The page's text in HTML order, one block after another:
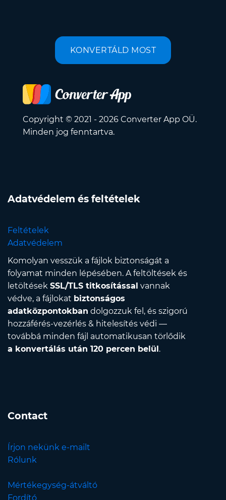
KONVERTÁLD MOST
Copyright © 2021 - 2026 Converter App OÜ.
Minden jog fenntartva.
Adatvédelem és feltételek
Feltételek
Adatvédelem
Komolyan vesszük a fájlok biztonságát a
folyamat minden lépésében. A feltöltések és
letöltések SSL/TLS titkosítással vannak
védve, a fájlokat biztonságos
adatközpontokban dolgozzuk fel, és szigorú
hozzáférés-vezérlés & hitelesítés védi —
továbbá minden fájl automatikusan törlődik
a konvertálás után 120 percen belül .
Contact
Írjon nekünk e-mailt
Rólunk
Mértékegység-átváltó
Fordító